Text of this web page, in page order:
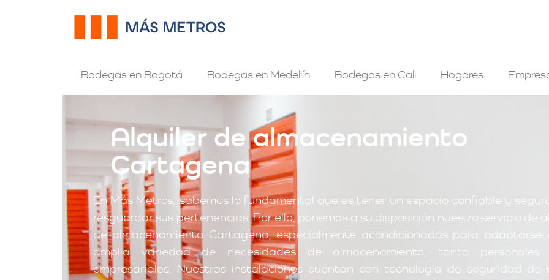
Bodegas en Bogotá Bodegas en Medellín Bodegas en Cali Hogares
Alquiler de almacenamiento
Cartagena
En Más Metros, sabemos lo fundamental que es tener un espacio confiable y
resguardar sus pertenencias. Por ello, ponemos a su disposición nuestro servicio de
de almacenamiento Cartagena, especialmente acondicionadas para adaptarse
amplia variedad de necesidades de almacenamiento, tanto personales
empresariales. Nuestras instalaciones cuentan con tecnología de seguridad de